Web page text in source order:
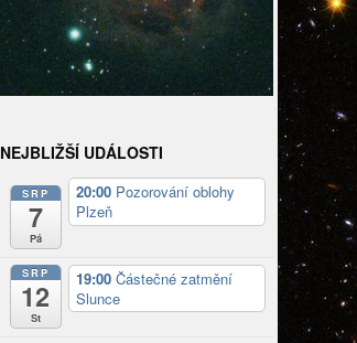
NEJBLIŽŠÍ UDÁLOSTI
SRP
7
Pá
20:00 Pozorování oblohy
Plzeň
SRP
12
St
19:00 Částečné zatmění
Slunce